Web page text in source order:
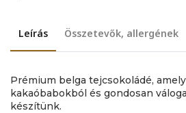
Leírás Összetevők, allergének
Prémium belga tejcsokoládé,
kakaóbabokból és gondosan
készítünk.